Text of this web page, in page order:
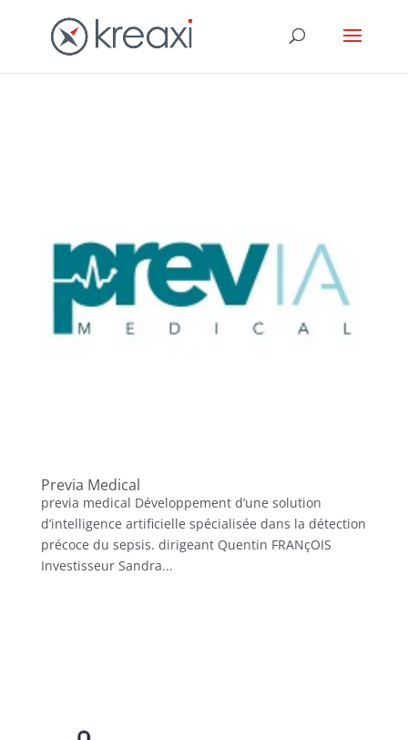
Previa Medical
previa medical Développement d’une solution
d’intelligence artificielle spécialisée dans la détection
précoce du sepsis. dirigeant Quentin FRANçOIS
Investisseur Sandra...